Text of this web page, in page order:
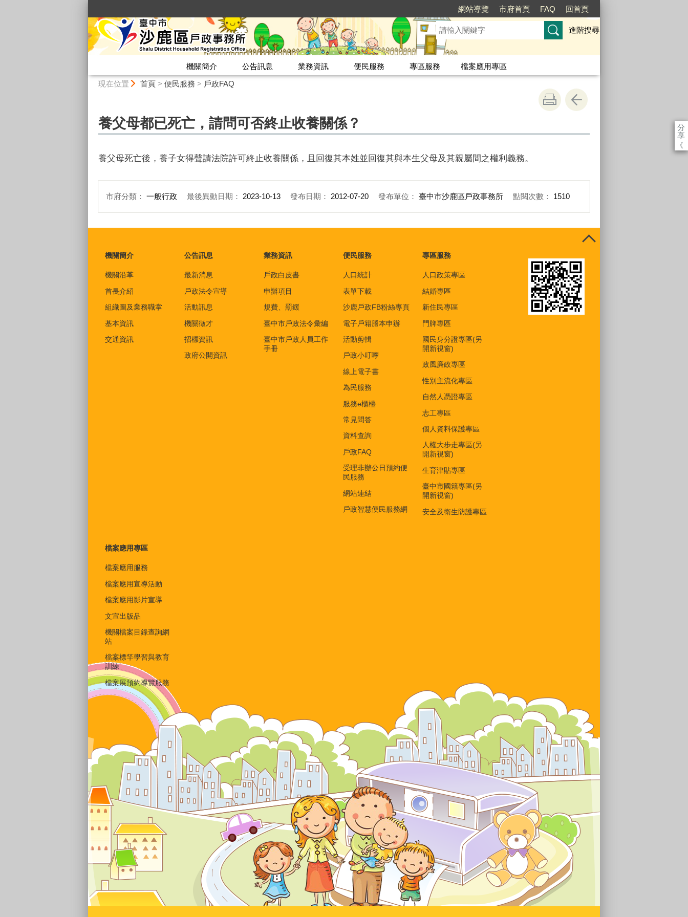
網站導覽 市府首頁 FAQ 回首頁
進階搜尋
機關簡介 公告訊息 業務資訊 便民服務 專區服務
檔案應用專區
現在位置 首頁> 便民服務 > 戶政FAQ
分
享
《
養父母都已死亡，請問可否終止收養關係？
養父母死亡後，養子女得聲請法院許可終止收養關係，且回復其本姓並回復其與本生父母及其親屬間之權利義務。
市府分類： 一般行政 最後異動日期： 2023-10-13 發布日期： 2012-07-20 發布單位： 臺中市沙鹿區戶政事務所 點閱次數： 1510
機關簡介
機關沿革
首長介紹
組織圖及業務職掌
基本資訊
交通資訊
公告訊息
最新消息
戶政法令宣導
活動訊息
機關徵才
招標資訊
政府公開資訊
業務資訊
戶政白皮書
申辦項目
規費、罰鍰
臺中市戶政法令彙編
臺中市戶政人員工作
手冊
便民服務
人口統計
表單下載
沙鹿戶政FB粉絲專頁
電子戶籍謄本申辦
活動剪輯
戶政小叮嚀
線上電子書
為民服務
服務e櫃檯
常見問答
資料查詢
戶政FAQ
受理非辦公日預約便
民服務
網站連結
戶政智慧便民服務網
專區服務
人口政策專區
結婚專區
新住民專區
門牌專區
國民身分證專區(另
開新視窗)
政風廉政專區
性別主流化專區
自然人憑證專區
志工專區
個人資料保護專區
人權大步走專區(另
開新視窗)
生育津貼專區
臺中市國籍專區(另
開新視窗)
安全及衛生防護專區
檔案應用專區
檔案應用服務
檔案應用宣導活動
檔案應用影片宣導
文宣出版品
機關檔案目錄查詢網
站
檔案標竿學習與教育
訓練
檔案展預約導覽服務